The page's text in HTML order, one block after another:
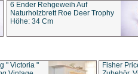
6 Ender Rehgeweih Auf
Naturholzbrett Roe Deer Trophy
Höhe: 34 Cm
" Victoria "
Fisher